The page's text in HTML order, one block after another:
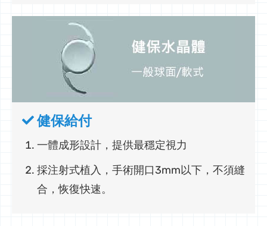
健保給付
一體成形設計，提供最穩定視力
採注射式植入，手術開口3mm以下，不須縫
合，恢復快速。